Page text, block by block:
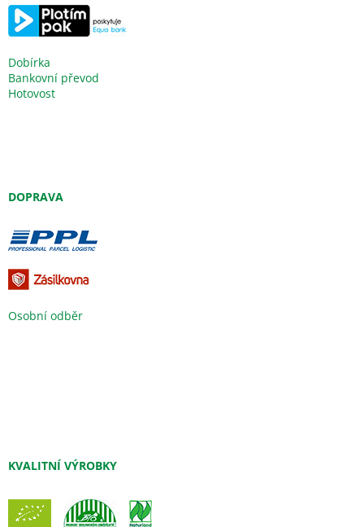
Dobírka
Bankovní převod
Hotovost
DOPRAVA
Osobní odběr
KVALITNÍ VÝROBKY